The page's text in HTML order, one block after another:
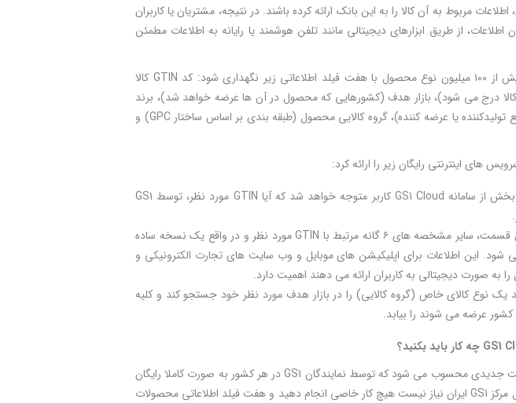
مربوط به آن کالا را به این بانک ارائه کرده باشند. در نتیجه، مشتریان یا کاربران
از طریق ابزارهای دیجیتالی مانند تلفن هوشمند یا رایانه به اطلاعات مطمئن
قرار است در پایگاه داده های GS1 Cloud اطلاعات بیش از ۱۰۰ میلیون نوع محصول با هفت فیلد اطلاعاتی زیر نگهداری شود: کد GTIN کالا
درج می شود)، بازار هدف (کشورهایی که محصول در آن ها عرضه خواهد شد)، برند
(نام تجاری محصول)، شرح محصول، نام شرکت (مرجع تولیدکننده یا عرضه کننده)، گروه کالایی محصول (طبقه بندی بر اساس ساختار GPC) و
های اینترنتی رایگان زیر را ارائه کرد:
با جستجوی یک شناسه GTIN در این بخش از سامانه GS1 Cloud کاربر متوجه خواهد شد که آیا GTIN مورد نظر، توسط GS1
با جستجوی یک شناسه GTIN در این قسمت، سایر مشخصه های ۶ گانه مرتبط با GTIN مورد نظر و در واقع یک نسخه ساده
می شود. این اطلاعات برای اپلیکیشن های موبایل و وب سایت های تجارت الکترونیکی و
به صورت دیجیتالی به کاربران ارائه می دهند اهمیت دارد.
یک نوع کالای خاص (گروه کالایی) را در بازار هدف مورد نظر خود جستجو کند و کلیه
GS1 چه کار باید بکنید؟
انتشار اطلاعات روی پایگاه داده های GS1 Cloud خدمت جدیدی محسوب می شود که توسط نمایندگان GS1 در هر کشور به صورت کاملا رایگان
به اعضا ارائه می شود. بنابراین شما به عنوان عضو فعال مرکز GS1 ایران نیاز نیست هیچ کار خاصی انجام دهید و هفت فیلد اطلاعاتی محصولات